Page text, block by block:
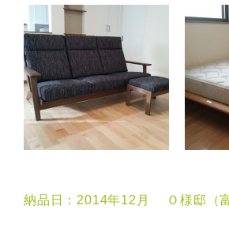
納品日：2014年12月 Ｏ様邸（富